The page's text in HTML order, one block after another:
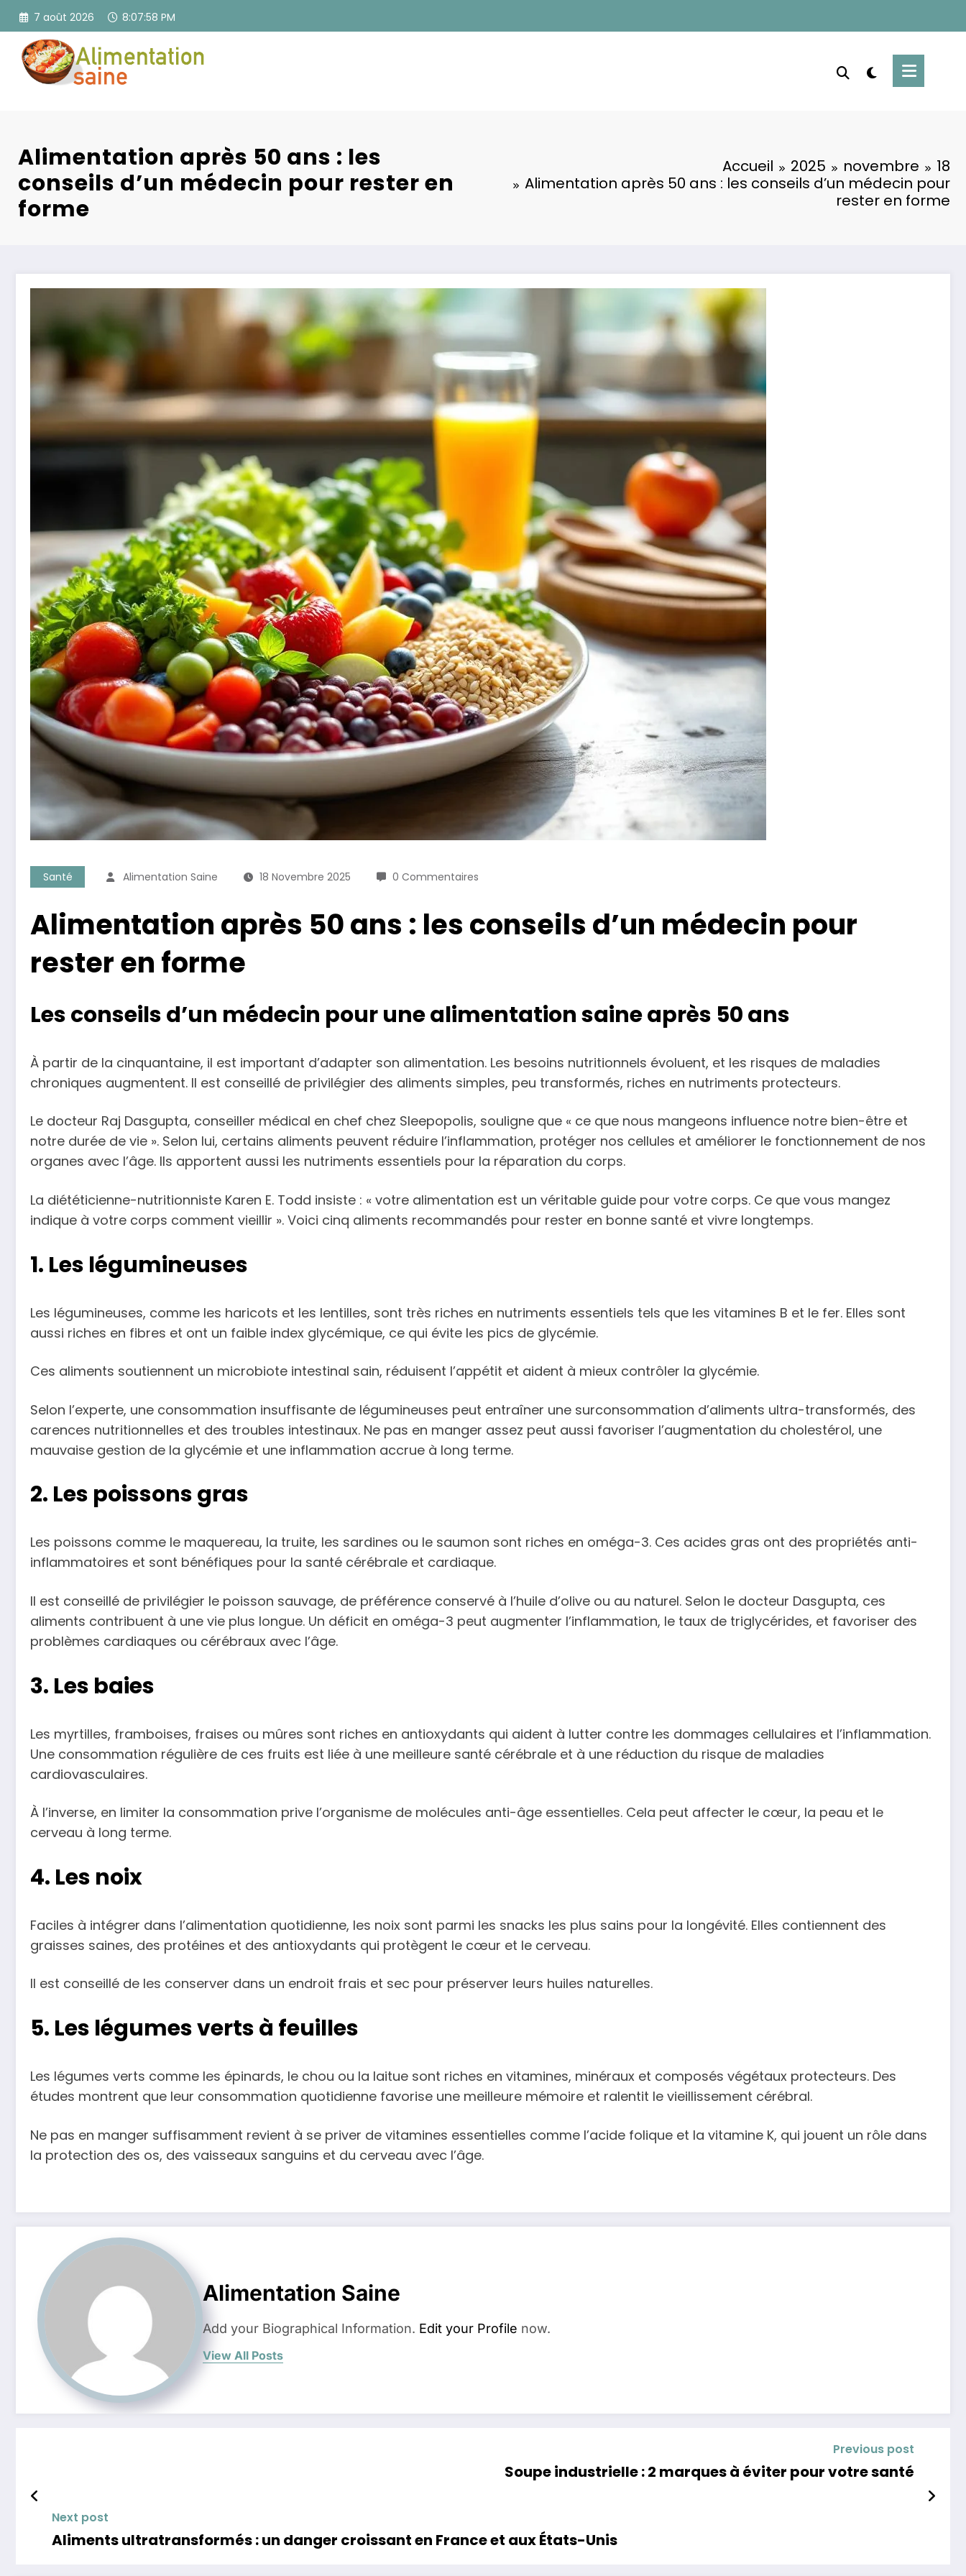
Aller
contenu
7 août 2026 8:07:59 PM
Alimentation après 50 ans : les
conseils d’un médecin pour rester en
forme
Accueil 2025 novembre
18
Alimentation après 50 ans : les conseils d’un médecin pour
rester en forme
Santé Alimentation Saine 18 Novembre 2025 0 Commentaires
Alimentation après 50 ans : les conseils d’un médecin pour
rester en forme
Les conseils d’un médecin pour une alimentation saine après 50 ans
À partir de la cinquantaine, il est important d’adapter son alimentation. Les besoins nutritionnels évoluent, et les risques de maladies
chroniques augmentent. Il est conseillé de privilégier des aliments simples, peu transformés, riches en nutriments protecteurs.
Le docteur Raj Dasgupta, conseiller médical en chef chez Sleepopolis, souligne que « ce que nous mangeons influence notre bien-être et
notre durée de vie ». Selon lui, certains aliments peuvent réduire l’inflammation, protéger nos cellules et améliorer le fonctionnement de nos
organes avec l’âge. Ils apportent aussi les nutriments essentiels pour la réparation du corps.
La diététicienne-nutritionniste Karen E. Todd insiste : « votre alimentation est un véritable guide pour votre corps. Ce que vous mangez
indique à votre corps comment vieillir ». Voici cinq aliments recommandés pour rester en bonne santé et vivre longtemps.
1. Les légumineuses
Les légumineuses, comme les haricots et les lentilles, sont très riches en nutriments essentiels tels que les vitamines B et le fer. Elles sont
aussi riches en fibres et ont un faible index glycémique, ce qui évite les pics de glycémie.
Ces aliments soutiennent un microbiote intestinal sain, réduisent l’appétit et aident à mieux contrôler la glycémie.
Selon l’experte, une consommation insuffisante de légumineuses peut entraîner une surconsommation d’aliments ultra-transformés, des
carences nutritionnelles et des troubles intestinaux. Ne pas en manger assez peut aussi favoriser l’augmentation du cholestérol, une
mauvaise gestion de la glycémie et une inflammation accrue à long terme.
2. Les poissons gras
Les poissons comme le maquereau, la truite, les sardines ou le saumon sont riches en oméga-3. Ces acides gras ont des propriétés anti-
inflammatoires et sont bénéfiques pour la santé cérébrale et cardiaque.
Il est conseillé de privilégier le poisson sauvage, de préférence conservé à l’huile d’olive ou au naturel. Selon le docteur Dasgupta, ces
aliments contribuent à une vie plus longue. Un déficit en oméga-3 peut augmenter l’inflammation, le taux de triglycérides, et favoriser des
problèmes cardiaques ou cérébraux avec l’âge.
3. Les baies
Les myrtilles, framboises, fraises ou mûres sont riches en antioxydants qui aident à lutter contre les dommages cellulaires et l’inflammation.
Une consommation régulière de ces fruits est liée à une meilleure santé cérébrale et à une réduction du risque de maladies
cardiovasculaires.
À l’inverse, en limiter la consommation prive l’organisme de molécules anti-âge essentielles. Cela peut affecter le cœur, la peau et le
cerveau à long terme.
4. Les noix
Faciles à intégrer dans l’alimentation quotidienne, les noix sont parmi les snacks les plus sains pour la longévité. Elles contiennent des
graisses saines, des protéines et des antioxydants qui protègent le cœur et le cerveau.
Il est conseillé de les conserver dans un endroit frais et sec pour préserver leurs huiles naturelles.
5. Les légumes verts à feuilles
Les légumes verts comme les épinards, le chou ou la laitue sont riches en vitamines, minéraux et composés végétaux protecteurs. Des
études montrent que leur consommation quotidienne favorise une meilleure mémoire et ralentit le vieillissement cérébral.
Ne pas en manger suffisamment revient à se priver de vitamines essentielles comme l’acide folique et la vitamine K, qui jouent un rôle dans
la protection des os, des vaisseaux sanguins et du cerveau avec l’âge.
Alimentation Saine
Add your Biographical Information. Edit your Profile now.
View All Posts
Previous post
Soupe industrielle : 2 marques à éviter pour votre santé
Next post
Aliments ultratransformés : un danger croissant en France et aux États-Unis